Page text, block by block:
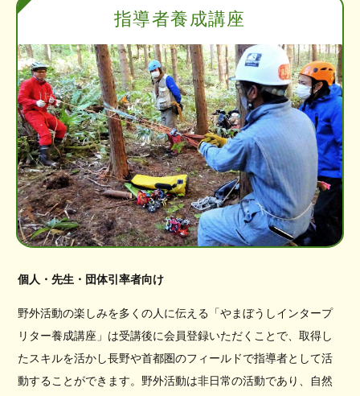
指導者養成講座
個人・先生・団体引率者向け
野外活動の楽しみを多くの人に伝える「やまぼうしインタープ
リター養成講座」は受講後に会員登録いただくことで、取得し
たスキルを活かし長野や首都圏のフィールドで指導者として活
動することができます。野外活動は非日常の活動であり、自然